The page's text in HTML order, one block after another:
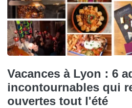
Vacances à Lyon : 6
incontournables qui
ouvertes tout l'été